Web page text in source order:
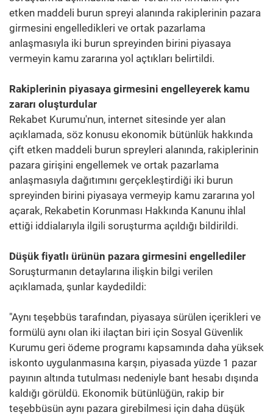
etken maddeli burun spreyi alanında rakiplerinin pazara
girmesini engelledikleri ve ortak pazarlama
anlaşmasıyla iki burun spreyinden birini piyasaya
vermeyin kamu zararına yol açtıkları belirtildi.
Rakiplerinin piyasaya girmesini engelleyerek kamu
zararı oluşturdular
Rekabet Kurumu'nun, internet sitesinde yer alan
açıklamada, söz konusu ekonomik bütünlük hakkında
çift etken maddeli burun spreyleri alanında, rakiplerinin
pazara girişini engellemek ve ortak pazarlama
anlaşmasıyla dağıtımını gerçekleştirdiği iki burun
spreyinden birini piyasaya vermeyip kamu zararına yol
açarak, Rekabetin Korunması Hakkında Kanunu ihlal
ettiği iddialarıyla ilgili soruşturma açıldığı bildirildi.
Düşük fiyatlı ürünün pazara girmesini engellediler
Soruşturmanın detaylarına ilişkin bilgi verilen
açıklamada, şunlar kaydedildi:
"Aynı teşebbüs tarafından, piyasaya sürülen içerikleri ve
formülü aynı olan iki ilaçtan biri için Sosyal Güvenlik
Kurumu geri ödeme programı kapsamında daha yüksek
iskonto uygulanmasına karşın, piyasada yüzde 1 pazar
payının altında tutulması nedeniyle bant hesabı dışında
kaldığı görüldü. Ekonomik bütünlüğün, rakip bir
teşebbüsün aynı pazara girebilmesi için daha düşük